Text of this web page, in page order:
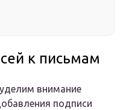
к письмам
внимание
подписи